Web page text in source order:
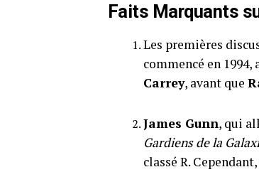
Faits Marquants
Les premières
commencé en
Carrey, avant que
James Gunn, qui
Gardiens de la
classé R.